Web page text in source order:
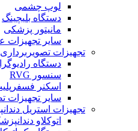
لوپ چشمی
دستگاه بلیچینگ
مانیتور پزشکی
سایر تجهیزات
تجهیزات
دستگاه
سنسور RVG
اسکنر
سایر تجهیزات
تجهیزات استریل
اتوکلاو